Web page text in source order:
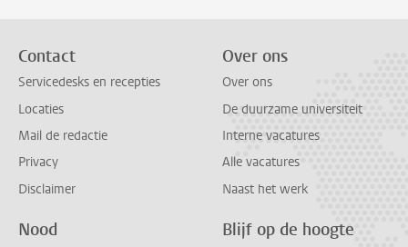
Contact
Servicedesks en recepties
Locaties
Mail de redactie
Privacy
Disclaimer
Over ons
Over ons
De duurzame universiteit
Interne vacatures
Alle vacatures
Naast het werk
Nood Blijf op de hoogte